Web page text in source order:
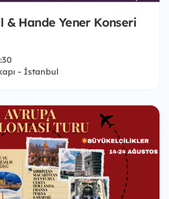
& Hande Yener Konseri
- İstanbul